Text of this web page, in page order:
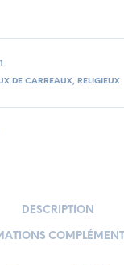
DE CARREAUX, RELIGIEUX
DESCRIPTION